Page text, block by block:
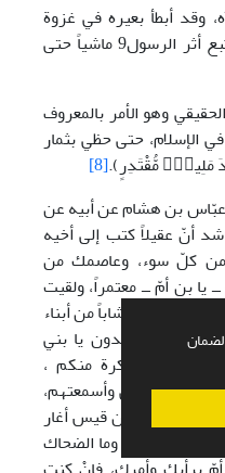
وقد أبطأ بعيره في غزوة
تبوك، فحمل متاعه على ظهره، وتبع أثر الرسول9 ماشياً حتى
وهو الأمر بالمعروف
الإسلام، حتى حظي بثمار
مَلِيكٍۢ مُّقْتَدِرٍ).[8]
البلاذري عن عبّاس بن هشام عن أبيه عن
أنّ عقيلاً كتب إلى أخيه
من كلّ سوء، وعاصمك من
بن أمّ ــ معتمراً، ولقيت
من أربعين شاباً من أبناء
ــ : أين تريدون يا بني
لنا غير مستنكرة منكم ،
الحق! فأسمعوني وأسمعتهم،
بأنّ الضحاك بن قيس أغار
علينا الضحاك، وما الضحاك